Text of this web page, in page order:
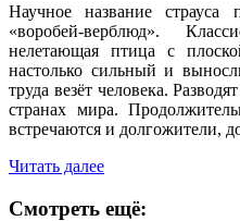
Научное название страуса
«воробей-верблюд».
нелетающая птица с
настолько сильный и
труда везёт человека.
странах мира.
встречаются и долгожители,
Читать далее
Смотреть ещё: